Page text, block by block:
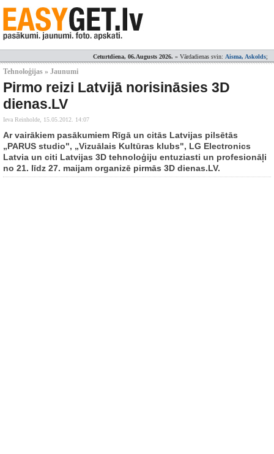
Ceturtdiena, 06.Augusts 2026. » Vārdadienas svin: Aisma, Askolds;
Tehnoloģijas » Jaunumi
Pirmo reizi Latvijā norisināsies 3D
dienas.LV
Ieva Reinholde, 15.05.2012. 14:07
Ar vairākiem pasākumiem Rīgā un citās Latvijas pilsētās
„PARUS studio", „Vizuālais Kultūras klubs", LG Electronics
Latvia un citi Latvijas 3D tehnoloģiju entuziasti un profesionāļi
no 21. līdz 27. maijam organizē pirmās 3D dienas.LV.